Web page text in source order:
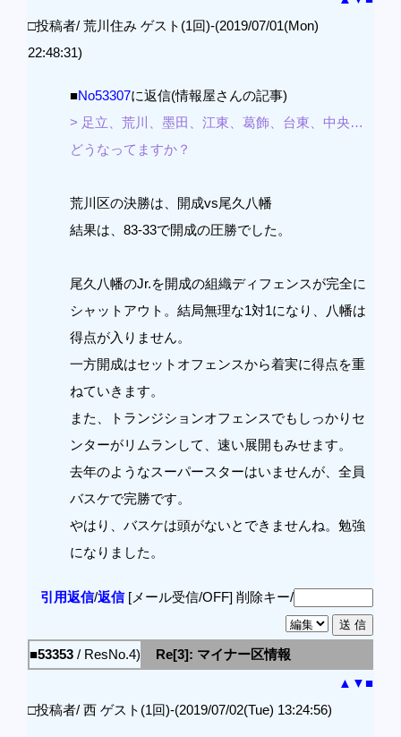
□投稿者/ 荒川住み ゲスト(1回)-(2019/07/01(Mon)
22:48:31)
■No53307に返信(情報屋さんの記事)
> 足立、荒川、墨田、江東、葛飾、台東、中央…
どうなってますか？
荒川区の決勝は、開成vs尾久八幡
結果は、83-33で開成の圧勝でした。
尾久八幡のJr.を開成の組織ディフェンスが完全に
シャットアウト。結局無理な1対1になり、八幡は
得点が入りません。
一方開成はセットオフェンスから着実に得点を重
ねていきます。
また、トランジションオフェンスでもしっかりセ
ンターがリムランして、速い展開もみせます。
去年のようなスーパースターはいませんが、全員
バスケで完勝です。
やはり、バスケは頭がないとできませんね。勉強
になりました。
引用返信/返信[メール受信/OFF] 削除キー/
■53353 / ResNo.4)
Re[3]: マイナー区情報
▲ ▼■
□投稿者/ 西 ゲスト(1回)-(2019/07/02(Tue) 13:24:56)